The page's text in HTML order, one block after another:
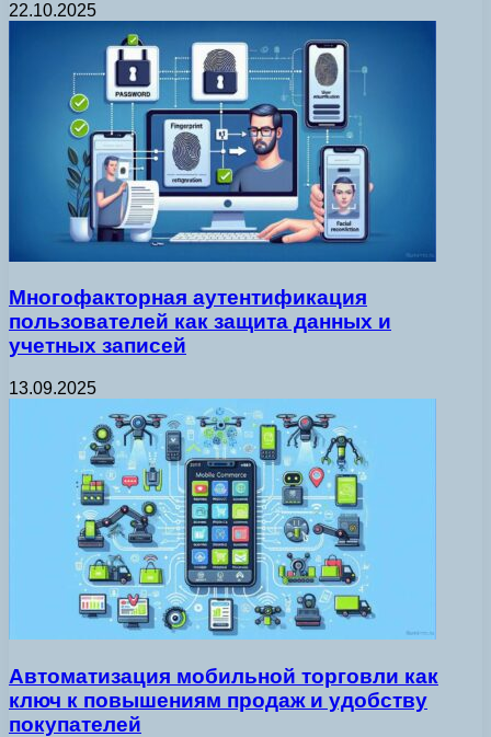
22.10.2025
Многофакторная аутентификация
пользователей как защита данных и
учетных записей
13.09.2025
Автоматизация мобильной торговли как
ключ к повышениям продаж и удобству
покупателей